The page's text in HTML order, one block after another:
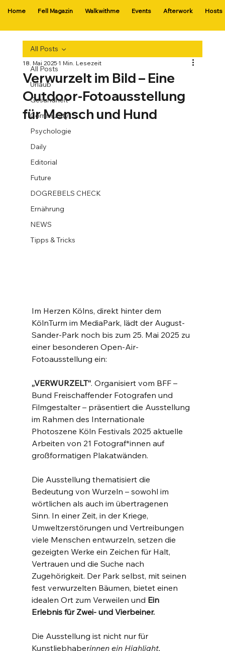
All Posts
Urlaub
Gesundheit
Community
Psychologie
Daily
Editorial
Future
DOGREBELS CHECK
Ernährung
NEWS
Tipps & Tricks
All Posts
Verwurzelt im Bild – Eine
Outdoor-Fotoausstellung
für Mensch und Hund
18. Mai 20251 Min. Lesezeit
Im Herzen Kölns, direkt hinter dem
KölnTurm im MediaPark, lädt der August-
Sander-Park noch bis zum 25. Mai 2025 zu
einer besonderen Open-Air-
Fotoausstellung ein:
„VERWURZELT“. Organisiert vom BFF –
Bund Freischaffender Fotografen und
Filmgestalter – präsentiert die Ausstellung
im Rahmen des Internationale
Photoszene Köln Festivals 2025 aktuelle
Arbeiten von 21 Fotograf*innen auf
großformatigen Plakatwänden.
Die Ausstellung thematisiert die
Bedeutung von Wurzeln – sowohl im
wörtlichen als auch im übertragenen
Sinn. In einer Zeit, in der Kriege,
Umweltzerstörungen und Vertreibungen
viele Menschen entwurzeln, setzen die
gezeigten Werke ein Zeichen für Halt,
Vertrauen und die Suche nach
Zugehörigkeit. Der Park selbst, mit seinen
fest verwurzelten Bäumen, bietet einen
idealen Ort zum Verweilen und Ein
Erlebnis für Zwei- und Vierbeiner.
Die Ausstellung ist nicht nur für
Kunstliebhaberinnen ein Highlight,
Home Fell Magazin Walkwithme Events Afterwork Hosts